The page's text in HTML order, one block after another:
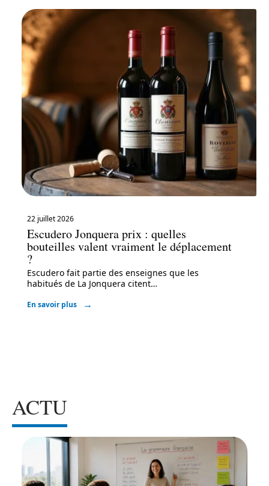
22 juillet 2026
Escudero Jonquera prix : quelles
bouteilles valent vraiment le déplacement
?
Escudero fait partie des enseignes que les
habitués de La Jonquera citent…
En savoir plus
ACTU